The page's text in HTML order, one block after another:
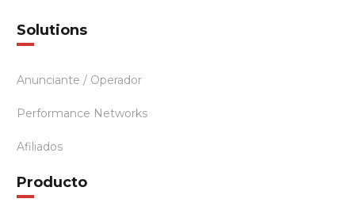
Solutions
Anunciante / Operador
Performance Networks
Afiliados
Producto